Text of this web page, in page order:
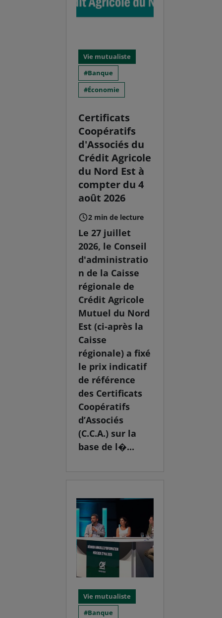
Vie mutualiste
Banque
Économie
Certificats
Coopératifs
d'Associés du
Crédit Agricole
du Nord Est à
compter du 4
août 2026
2 min de lecture
Le 27 juillet
2026, le Conseil
d'administratio
n de la Caisse
régionale de
Crédit Agricole
Mutuel du Nord
Est (ci-après la
Caisse
régionale) a fixé
le prix indicatif
de référence
des Certificats
Coopératifs
d’Associés
(C.C.A.) sur la
base de l�...
Vie mutualiste
Banque